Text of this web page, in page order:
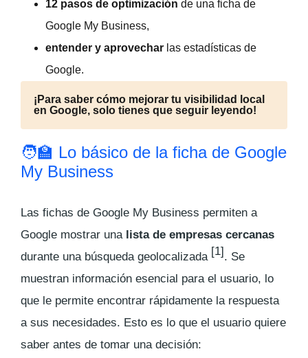
12 pasos de optimización de una ficha de
Google My Business,
entender y aprovechar las estadísticas de
Google.
¡Para saber cómo mejorar tu visibilidad local
en Google, solo tienes que seguir leyendo!
🧑‍🏫 Lo básico de la ficha de Google
My Business
Las fichas de Google My Business permiten a
Google mostrar una lista de empresas cercanas
durante una búsqueda geolocalizada [1]. Se
muestran información esencial para el usuario, lo
que le permite encontrar rápidamente la respuesta
a sus necesidades. Esto es lo que el usuario quiere
saber antes de tomar una decisión: